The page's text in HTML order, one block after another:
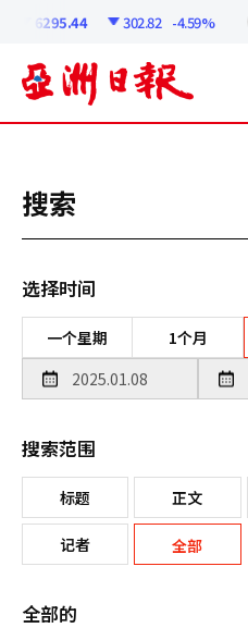
6295.44 302.82 -4.59%
搜索
选择时间
一个星期 1个月
搜索范围
标题 正文
记者 全部
全部的